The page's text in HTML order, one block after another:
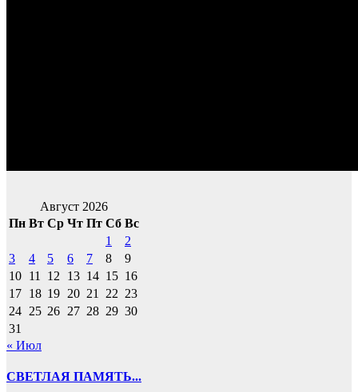
Август 2026
Пн Вт Ср Чт Пт Сб Вс
1
2
3
4 5 6 7 8
9
10 11 12 13 14 15 16
17 18 19 20 21 22 23
24 25 26 27 28 29 30
31
« Июл
СВЕТЛАЯ ПАМЯТЬ...